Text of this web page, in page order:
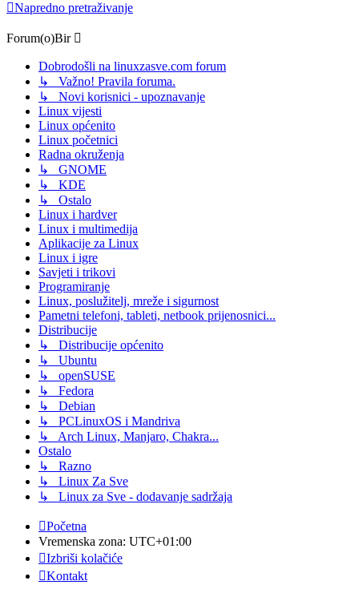
Napredno pretraživanje
Forum(o)Bir
Dobrodošli na linuxzasve.com forum
↳ Važno! Pravila foruma.
↳ Novi korisnici - upoznavanje
Linux vijesti
Linux općenito
Linux početnici
Radna okruženja
↳ GNOME
↳ KDE
↳ Ostalo
Linux i hardver
Linux i multimedija
Aplikacije za Linux
Linux i igre
Savjeti i trikovi
Programiranje
Linux, poslužitelj, mreže i sigurnost
Pametni telefoni, tableti, netbook prijenosnici...
Distribucije
↳ Distribucije općenito
↳ Ubuntu
↳ openSUSE
↳ Fedora
↳ Debian
↳ PCLinuxOS i Mandriva
↳ Arch Linux, Manjaro, Chakra...
Ostalo
↳ Razno
↳ Linux Za Sve
↳ Linux za Sve - dodavanje sadržaja
Početna
Vremenska zona: UTC+01:00
Izbriši kolačiće
Kontakt